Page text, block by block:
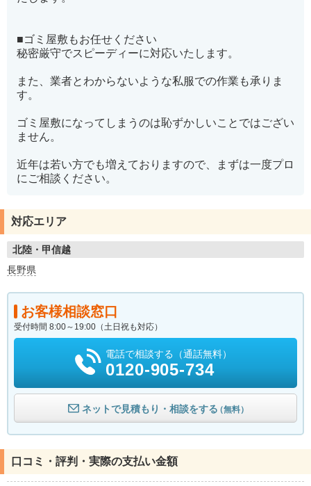
■ゴミ屋敷もお任せください
秘密厳守でスピーディーに対応いたします。
また、業者とわからないような私服での作業も承りま
す。
ゴミ屋敷になってしまうのは恥ずかしいことではござい
ません。
近年は若い方でも増えておりますので、まずは一度プロ
にご相談ください。
対応エリア
北陸・甲信越
長野県
お客様相談窓口
受付時間 8:00～19:00（土日祝も対応）
電話で相談する（通話無料）
0120-905-734
ネットで見積もり・相談をする（無料）
口コミ・評判・実際の支払い金額